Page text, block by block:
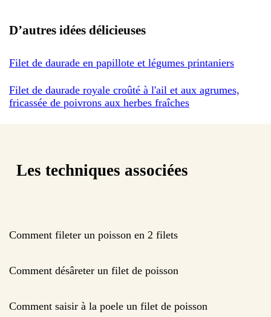
D’autres idées délicieuses
Filet de daurade en papillote et légumes printaniers
Filet de daurade royale croûté à l'ail et aux agrumes,
fricassée de poivrons aux herbes fraîches
Les techniques associées
Comment fileter un poisson en 2 filets
Comment désâreter un filet de poisson
Comment saisir à la poele un filet de poisson